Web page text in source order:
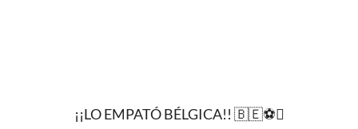
¡¡LO EMPATÓ BÉLGICA!! 🇧🇪⚽